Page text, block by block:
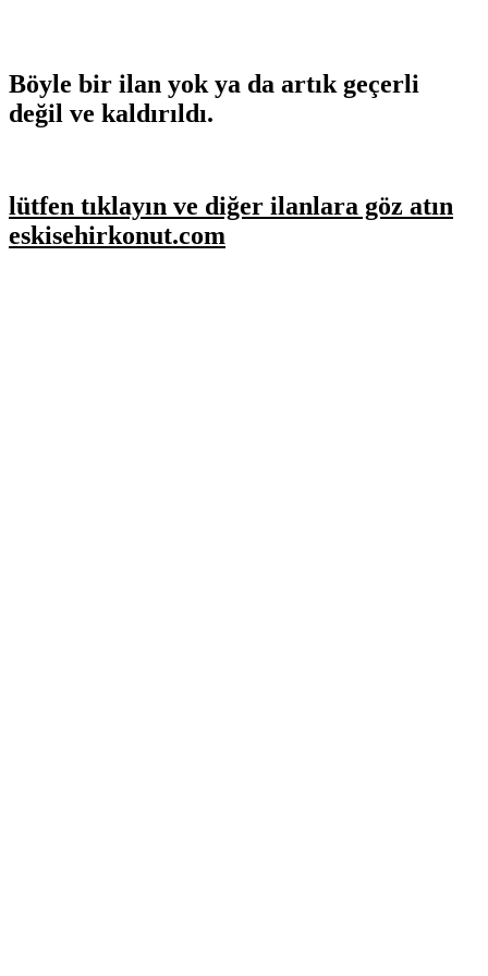
Böyle bir ilan yok ya da artık geçerli
değil ve kaldırıldı.
lütfen tıklayın ve diğer ilanlara göz atın
eskisehirkonut.com